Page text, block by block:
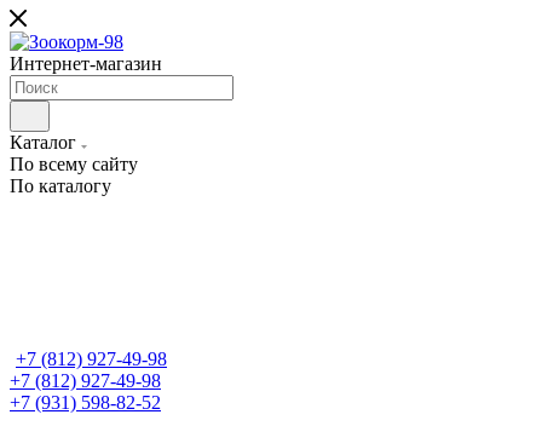
Интернет-магазин
Каталог
По всему сайту
По каталогу
+7 (812) 927-49-98
+7 (812) 927-49-98
+7 (931) 598-82-52